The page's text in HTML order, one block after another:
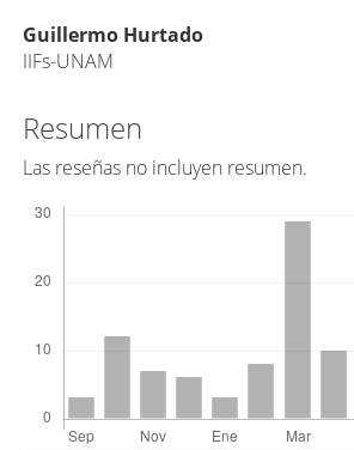
C
o
t
e
o
Guillermo Hurtado
IIFs-UNAM
Resumen
Las reseñas no incluyen resumen.